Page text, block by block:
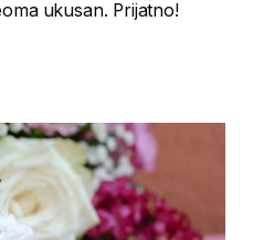
ukusan. Prijatno!